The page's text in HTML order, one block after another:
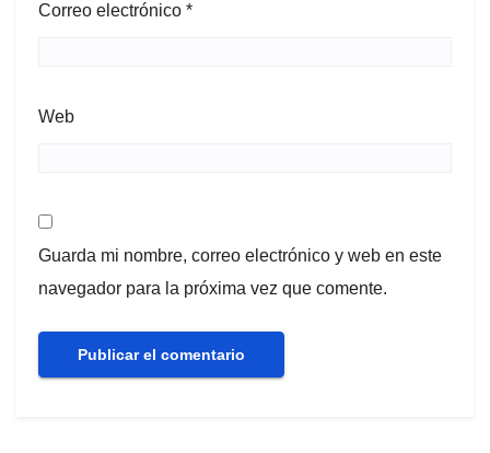
Correo electrónico *
Web
Guarda mi nombre, correo electrónico y web en este
navegador para la próxima vez que comente.